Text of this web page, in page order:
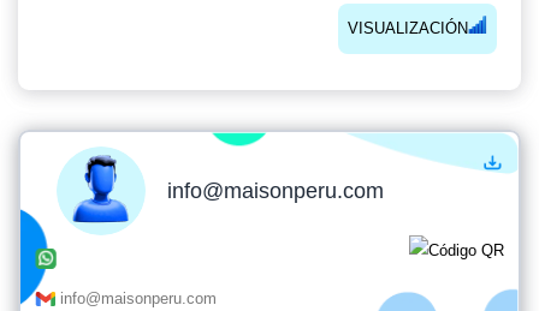
VISUALIZACIÓN
info@maisonperu.com
info@maisonperu.com